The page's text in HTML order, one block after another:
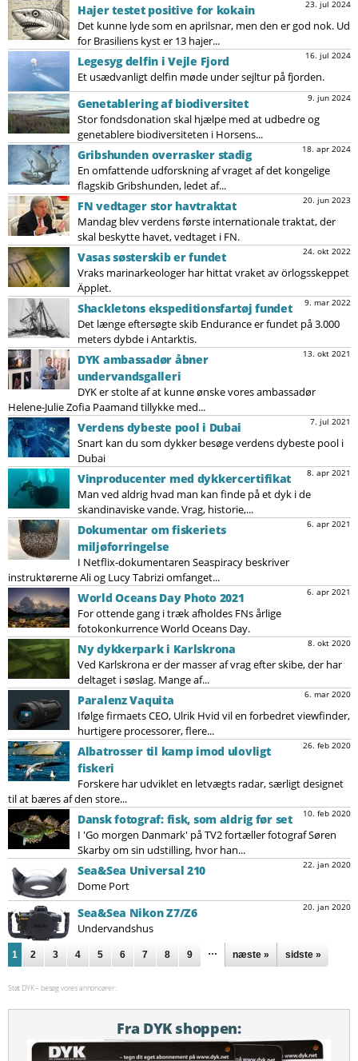
23. jul 2024
Hajer testet positive for kokain
Det kunne lyde som en aprilsnar, men den er god nok. Ud
for Brasiliens kyst er 13 hajer...
16. jul 2024
Legesyg delfin i Vejle Fjord
Et usædvanligt delfin møde under sejltur på fjorden.
9. jun 2024
Genetablering af biodiversitet
Stor fondsdonation skal hjælpe med at udbedre og
genetablere biodiversiteten i Horsens...
18. apr 2024
Gribshunden overrasker stadig
En omfattende udforskning af vraget af det kongelige
flagskib Gribshunden, ledet af...
20. jun 2023
FN vedtager stor havtraktat
Mandag blev verdens første internationale traktat, der
skal beskytte havet, vedtaget i FN.
24. okt 2022
Vasas søsterskib er fundet
Vraks marinarkeologer har hittat vraket av örlogsskeppet
Äpplet.
9. mar 2022
Shackletons ekspeditionsfartøj fundet
Det længe eftersøgte skib Endurance er fundet på 3.000
meters dybde i Antarktis.
13. okt 2021
DYK ambassadør åbner
undervandsgalleri
DYK er stolte af at kunne ønske vores ambassadør
Helene-Julie Zofia Paamand tillykke med...
7. jul 2021
Verdens dybeste pool i Dubai
Snart kan du som dykker besøge verdens dybeste pool i
Dubai
8. apr 2021
Vinproducenter med dykkercertifikat
Man ved aldrig hvad man kan finde på et dyk i de
skandinaviske vande. Vrag, historie,...
6. apr 2021
Dokumentar om fiskeriets
miljøforringelse
I Netflix-dokumentaren Seaspiracy beskriver
instruktørerne Ali og Lucy Tabrizi omfanget...
6. apr 2021
World Oceans Day Photo 2021
For ottende gang i træk afholdes FNs årlige
fotokonkurrence World Oceans Day.
8. okt 2020
Ny dykkerpark i Karlskrona
Ved Karlskrona er der masser af vrag efter skibe, der har
deltaget i søslag. Mange af...
6. mar 2020
Paralenz Vaquita
Ifølge firmaets CEO, Ulrik Hvid vil en forbedret viewfinder,
hurtigere processorer, flere...
26. feb 2020
Albatrosser til kamp imod ulovligt
fiskeri
Forskere har udviklet en letvægts radar, særligt designet
til at bæres af den store...
10. feb 2020
Dansk fotograf: fisk, som aldrig før set
I 'Go morgen Danmark' på TV2 fortæller fotograf Søren
Skarby om sin udstilling, hvor han...
22. jan 2020
Sea&Sea Universal 210
Dome Port
20. jan 2020
Sea&Sea Nikon Z7/Z6
Undervandshus
Sider
1 2 3 4 5 6 7 8 9 … næste » sidste »
Støt DYK – besøg vores annoncører:
Fra DYK shoppen: